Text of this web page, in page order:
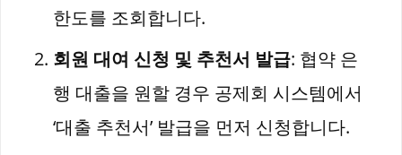
한도를 조회합니다.
회원 대여 신청 및 추천서 발급: 협약 은
행 대출을 원할 경우 공제회 시스템에서
‘대출 추천서’ 발급을 먼저 신청합니다.